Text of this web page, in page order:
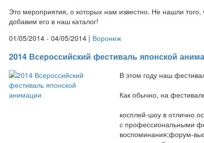
Это мероприятия, о которых нам известно. Не нашли того,
добавим его в наш каталог!
01/05/2014 - 04/05/2014 | Воронеж
2014 Всероссийский фестиваль японской
В этом году наш
Как обычно, на
косплей-шоу в отлично
с профессиональными
воспоминания;форум-